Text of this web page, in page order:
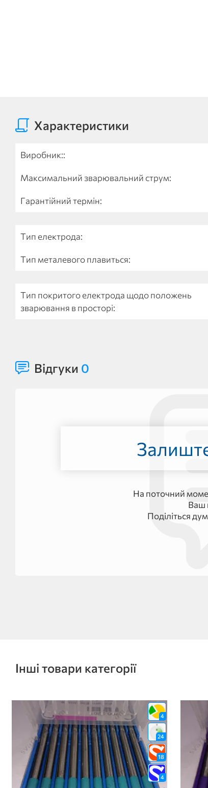
Характеристики
Виробник::
Максимальний зварювальний струм:
Гарантійний термін:
Тип електрода:
Тип металевого плавиться:
Тип покритого електрода щодо положень
зварювання в просторі:
Відгуки 0
На поточний
Ваш
Поділіться
Інші товари категорії
4
24
18
4